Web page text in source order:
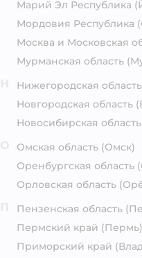
Марий Эл Республика
Мордовия Республика
Москва и Московская
Мурманская область
Нижегородская область
Новгородская область
Новосибирская область
Омская область (Омск)
Оренбургская область
Орловская область
Пензенская область
Пермский край (Пермь)
Приморский край